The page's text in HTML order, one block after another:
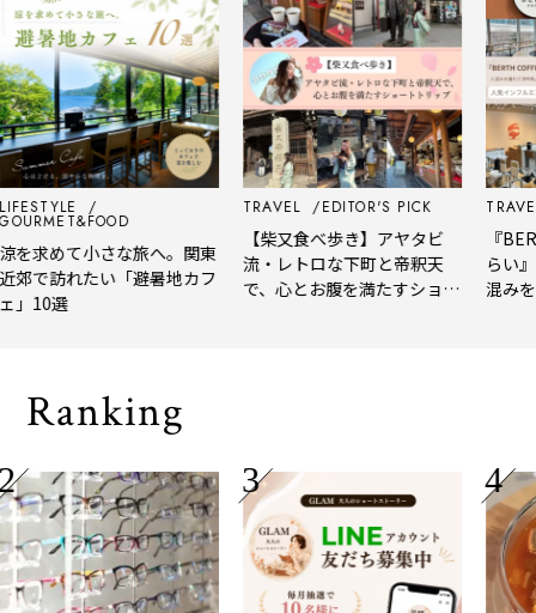
めて小さな旅へ。関東
訪れたい「避暑地カフ
選
TRAVEL EDITOR'S PICK
【柴又食べ歩き】アヤタビ
流・レトロな下町と帝釈天
で、心とお腹を満たすショー
TRAVEL
『
らい』を
混みを離
Ranking